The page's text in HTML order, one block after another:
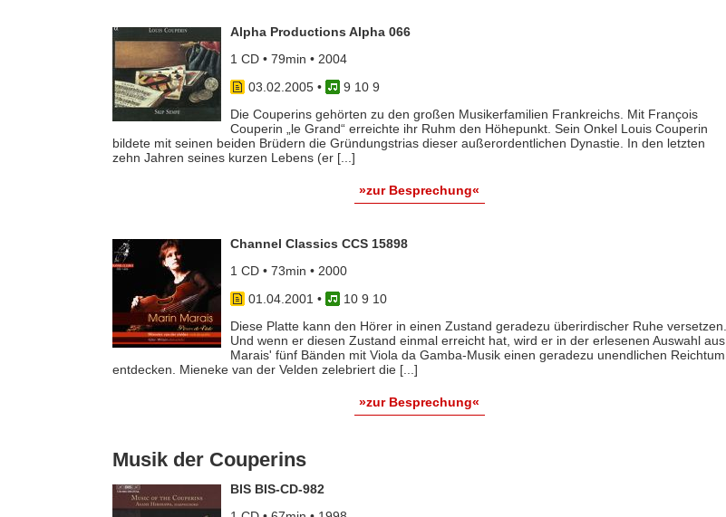
Alpha Productions Alpha 066
1 CD • 79min • 2004
03.02.2005•
9 10 9
Die Couperins gehörten zu den großen Musikerfamilien Frankreichs. Mit François
Couperin „le Grand“ erreichte ihr Ruhm den Höhepunkt. Sein Onkel Louis Couperin
bildete mit seinen beiden Brüdern die Gründungstrias dieser außerordentlichen Dynastie. In den letzten
zehn Jahren seines kurzen Lebens (er [...]
»zur Besprechung«
Channel Classics CCS 15898
1 CD • 73min • 2000
01.04.2001 •
10 9 10
Diese Platte kann den Hörer in einen Zustand geradezu überirdischer Ruhe versetzen.
Und wenn er diesen Zustand einmal erreicht hat, wird er in der erlesenen Auswahl aus
Marais' fünf Bänden mit Viola da Gamba-Musik einen geradezu unendlichen Reichtum
entdecken. Mieneke van der Velden zelebriert die [...]
»zur Besprechung«
Musik der Couperins
BIS BIS-CD-982